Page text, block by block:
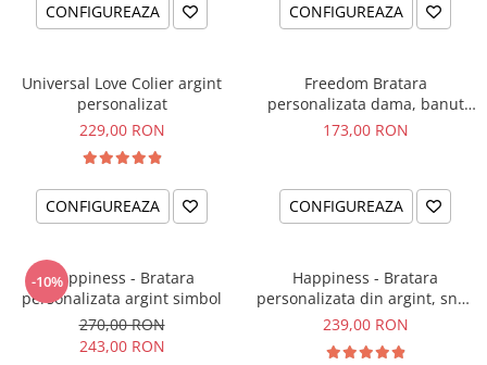
CONFIGUREAZA CONFIGUREAZA
Universal Love Colier argint
personalizat
229,00 RON
CONFIGUREAZA
Freedom Bratara
personalizata dama, banut
argint, snur reglabil
173,00 RON
CONFIGUREAZA
-10%Happiness - Bratara
personalizata argint simbol
270,00 RON
243,00 RON
Happiness - Bratara
personalizata din argint, snur
dublu piele, simbol
239,00 RON